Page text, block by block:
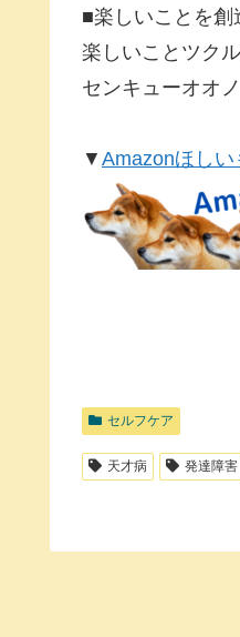
■楽しいことを創
楽しいことツク
センキューオオノ
▼ Amazonほしい
セルフケア
天才病 発達障害